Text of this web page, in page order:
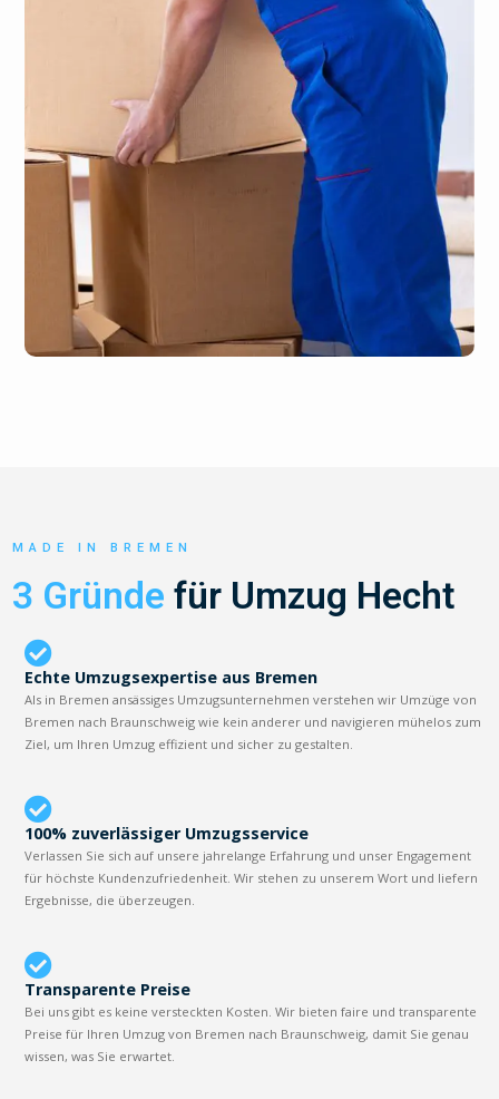
MADE IN BREMEN
3 Gründe für Umzug Hecht
Echte Umzugsexpertise aus Bremen
Als in Bremen ansässiges Umzugsunternehmen verstehen wir Umzüge von
Bremen nach Braunschweig wie kein anderer und navigieren mühelos zum
Ziel, um Ihren Umzug effizient und sicher zu gestalten.
100% zuverlässiger Umzugsservice
Verlassen Sie sich auf unsere jahrelange Erfahrung und unser Engagement
für höchste Kundenzufriedenheit. Wir stehen zu unserem Wort und liefern
Ergebnisse, die überzeugen.
Transparente Preise
Bei uns gibt es keine versteckten Kosten. Wir bieten faire und transparente
Preise für Ihren Umzug von Bremen nach Braunschweig, damit Sie genau
wissen, was Sie erwartet.